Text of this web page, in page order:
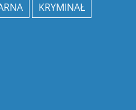
KRYMINAŁ